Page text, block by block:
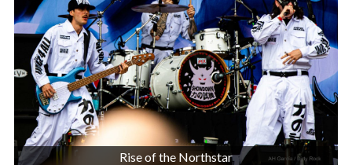
Rise of the Northstar